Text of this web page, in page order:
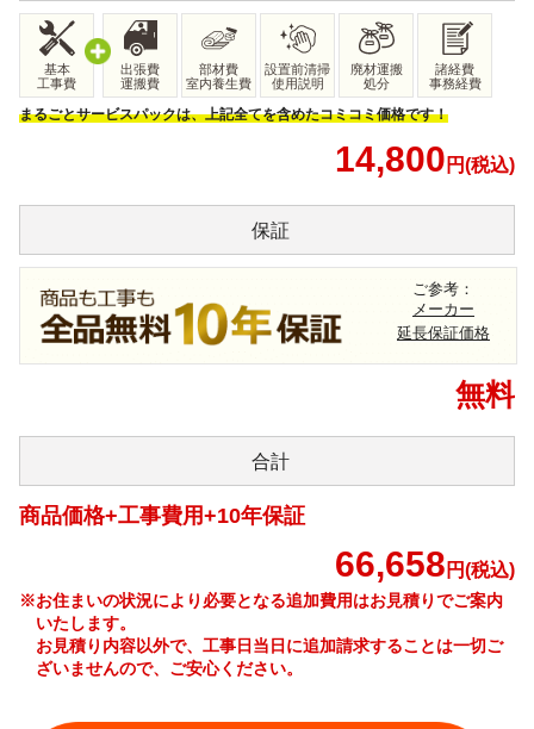
基本
工事費
出張費
運搬費
部材費
室内養生費
設置前清掃
使用説明
廃材運搬
処分
諸経費
事務経費
まるごとサービスパックは、上記全てを含めたコミコミ価格です！
14,800 円(税込)
保証
ご参考：
メーカー
延長保証価格
無料
合計
商品価格+工事費用+10年保証
66,658 円(税込)
※お住まいの状況により必要となる追加費用はお見積りでご案内
いたします。
お見積り内容以外で、工事日当日に追加請求することは一切ご
ざいませんので、ご安心ください。